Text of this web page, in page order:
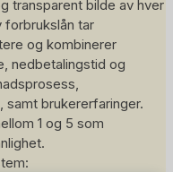
transparent bilde av hver
forbrukslån tar
og kombinerer
nedbetalingstid og
brukererfaringer.
1 og 5 som
: